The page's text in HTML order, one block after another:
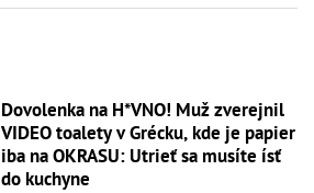
Dovolenka na H*VNO! Muž zverejnil
VIDEO toalety v Grécku, kde je papier
iba na OKRASU: Utrieť sa musíte ísť
do kuchyne